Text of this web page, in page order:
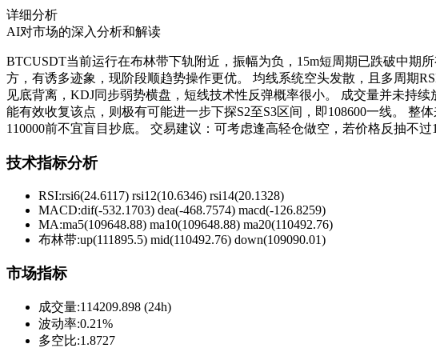
详细分析
AI对市场的深入分析和解读
BTCUSDT当前运行在布林带下轨附近，振幅为负，15m短周期已跌破中期
方，有诱多迹象，现阶段顺趋势操作更优。 均线系统空头发散，且多周期
见底背离，KDJ同步弱势横盘，短线技术性反弹概率很小。 成交量并未持
能有效收复该点，则极有可能进一步下探S2至S3区间，即108600一线。 整
110000前不宜盲目抄底。 交易建议：可考虑逢高轻仓做空，若价格反抽不
技术指标分析
RSI:rsi6(24.6117) rsi12(10.6346) rsi14(20.1328)
MACD:dif(-532.1703) dea(-468.7574) macd(-126.8259)
MA:ma5(109648.88) ma10(109648.88) ma20(110492.76)
布林带:up(111895.5) mid(110492.76) down(109090.01)
市场指标
成交量:114209.898 (24h)
波动率:0.21%
多空比:1.8727